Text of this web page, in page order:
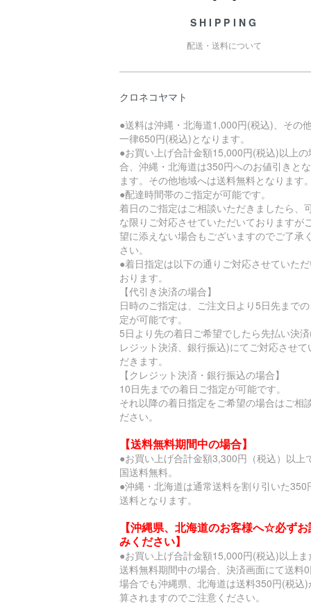
SHIPPING
配送・送料について
クロネコヤマト
●送料は沖縄・北海道1,000円(税込)、その
一律650円(税込)となります。
●お買い上げ合計金額15,000円(税込)以上の
合、沖縄・北海道は350円へのお値引きと
ます。その他地域へは送料無料となります。
●配達時間帯のご指定が可能です。
着日のご指定はご相談いただきましたら、
な限りご対応させていただいておりますが
望に添えない場合もございますのでご了承
さい。
●着日指定は以下の通りご対応させていただ
おります。
【代引き決済の場合】
日時のご指定は、ご注文日より5日先まで
定が可能です。
5日より先の着日ご希望でしたら先払い決済
レジット決済、銀行振込)にてご対応させて
だきます。
【クレジット決済・銀行振込の場合】
10日先までの着日ご指定が可能です。
それ以降の着日指定をご希望の場合はご相
ださい。
【送料無料期間中の場合】
●お買い上げ合計金額3,300円（税込）以上
国送料無料。
●沖縄・北海道は通常送料を割り引いた350
送料となります。
【沖縄県、北海道のお客様へ☆必ず
みください】
●お買い上げ合計金額15,000円(税込)以上ま
送料無料期間中の場合、決済画面にて送料
場合でも沖縄県、北海道は送料350円(税込)
算されますのでご注意ください。